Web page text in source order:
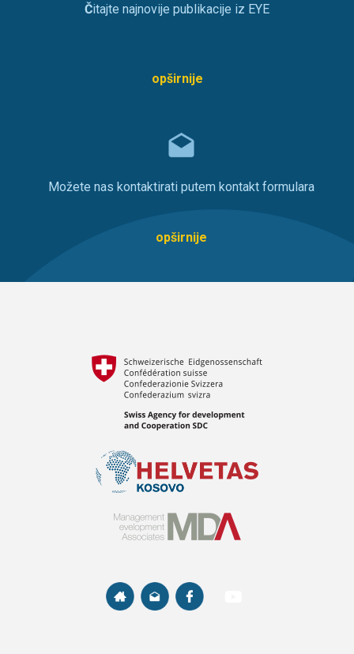
Čitajte najnovije publikacije iz EYE
opširnije
Možete nas kontaktirati putem kontakt formulara
opširnije